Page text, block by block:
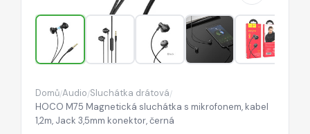
kabel
1,2m,
Jack
3,5mm
černá
Domů/Audio/Sluchátka drátová/
HOCO M75 Magnetická sluchátka s mikrofonem, kabel
1,2m, Jack 3,5mm konektor, černá